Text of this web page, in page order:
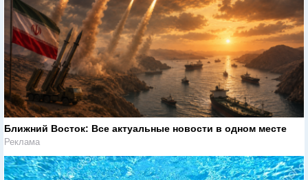
Ближний Восток: Все актуальные новости в одном месте
Реклама